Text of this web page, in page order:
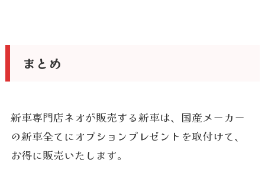
まとめ
新車専門店ネオが販売する新車は、国産メーカー
の新車全てにオプションプレゼントを取付けて、
お得に販売いたします。